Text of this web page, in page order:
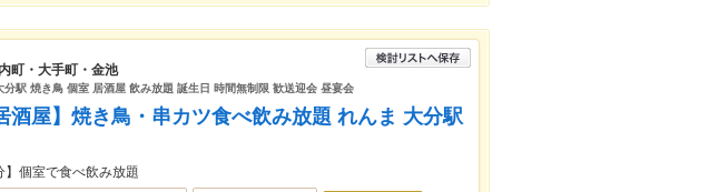
町・大手町・金池
分駅 焼き鳥 個室 居酒屋 飲み放題 誕生日 時間無制限 歓送迎会 昼宴会
酒屋】焼き鳥・串カツ食べ飲み放題 れんま 大分駅
】個室で食べ飲み放題